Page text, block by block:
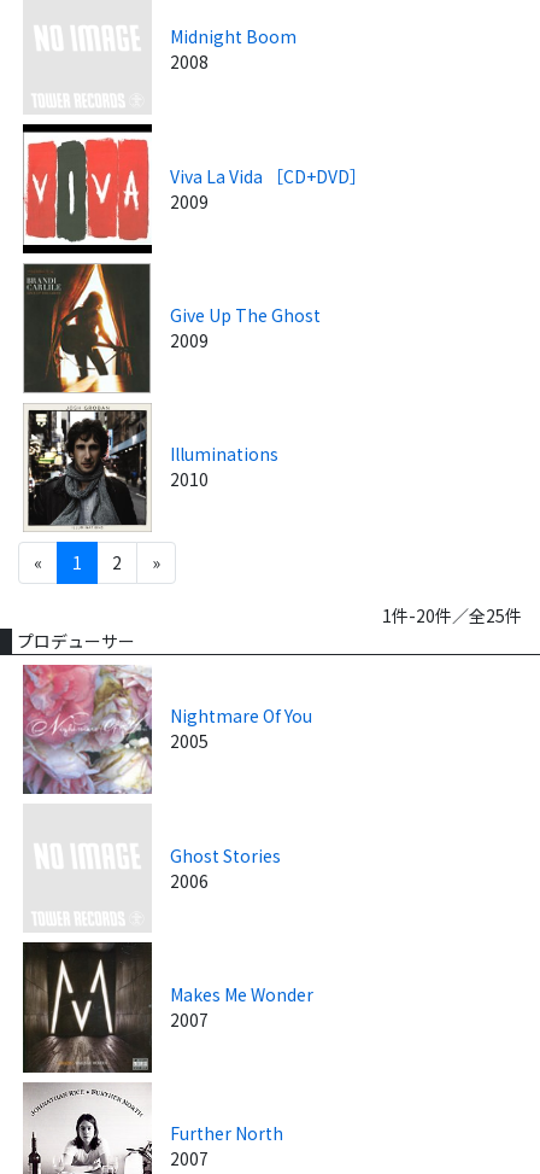
Midnight Boom
2008
Viva La Vida ［CD+DVD］
2009
Give Up The Ghost
2009
Illuminations
2010
« 1 2 »
1件-20件／全25件
プロデューサー
Nightmare Of You
2005
Ghost Stories
2006
Makes Me Wonder
2007
Further North
2007